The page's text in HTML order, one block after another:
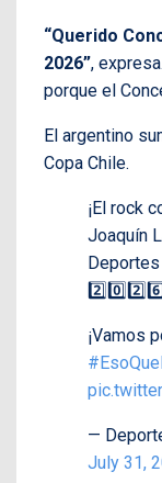
“Querido
2026”,
porque el
El argentino
Copa Chile.
¡El rock
Joaquín
¡Vamos
—
July 31,